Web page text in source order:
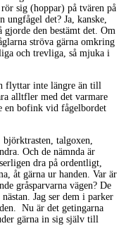
sig (hoppar) på tvären på
det? Ja, kanske,
den bestämt det. Om
ströva gärna omkring
och trevliga, så mjuka i
flyttar inte längre än till
alltfler med det varmare
en bofink vid fågelbordet
talgoxen,
Och de nämnda är
dra på ordentligt,
åt gärna ur handen. Var är
gråsparvarna vägen? De
Jag ser dem i parker
Nu är det getingarna
gärna in sig själv till